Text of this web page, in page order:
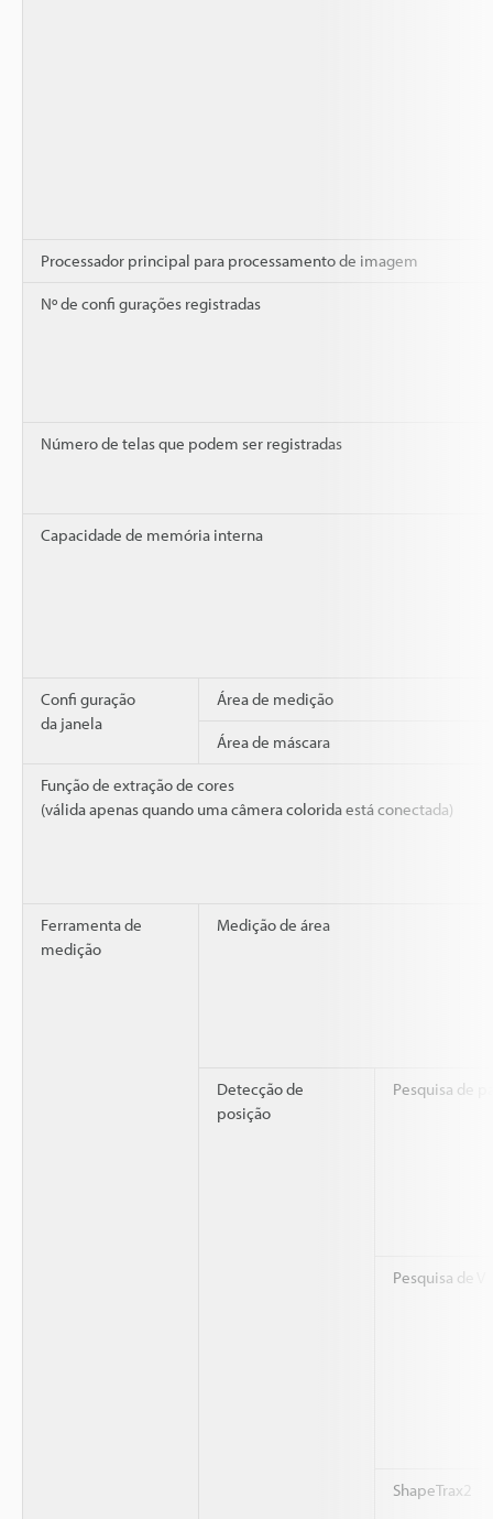
Processador principal para processamento de imagem
Nº de confi gurações registradas
Número de telas que podem ser registradas
Capacidade de memória interna
Confi guração
da janela
Área de medição
Área de máscara
Função de extração de cores
(válida apenas quando uma câmera colorida está conectada)
Ferramenta de
medição
Medição de área
Detecção de
posição
Pesquisa de
Pesquisa de V
ShapeTrax2